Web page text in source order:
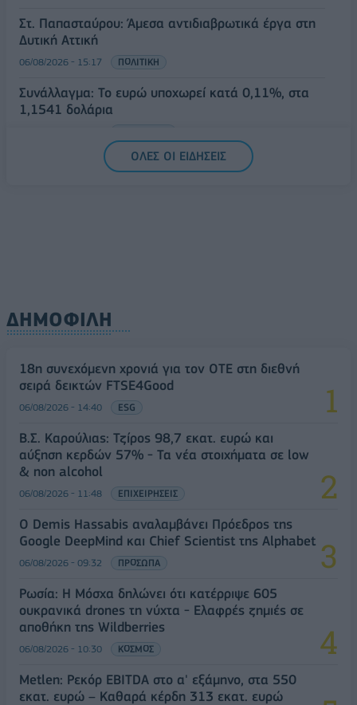
Στ. Παπασταύρου: Άμεσα αντιδιαβρωτικά έργα στη
Δυτική Αττική
06/08/2026 - 15:17 ΠΟΛΙΤΙΚΗ
Συνάλλαγμα: Το ευρώ υποχωρεί κατά 0,11%, στα
1,1541 δολάρια
ΟΛΕΣ ΟΙ ΕΙΔΗΣΕΙΣ
ΔΗΜΟΦΙΛΗ
18η συνεχόμενη χρονιά για τον ΟΤΕ στη διεθνή
σειρά δεικτών FTSE4Good
06/08/2026 - 14:40 ESG
Β.Σ. Καρούλιας: Τζίρος 98,7 εκατ. ευρώ και
αύξηση κερδών 57% - Τα νέα στοιχήματα σε low
& non alcohol
06/08/2026 - 11:48 ΕΠΙΧΕΙΡΗΣΕΙΣ
Ο Demis Hassabis αναλαμβάνει Πρόεδρος της
Google DeepMind και Chief Scientist της Alphabet
06/08/2026 - 09:32 ΠΡΟΣΩΠΑ
Ρωσία: Η Μόσχα δηλώνει ότι κατέρριψε 605
ουκρανικά drones τη νύχτα - Ελαφρές ζημιές σε
αποθήκη της Wildberries
06/08/2026 - 10:30 ΚΟΣΜΟΣ
Metlen: Ρεκόρ EBITDA στο α' εξάμηνο, στα 550
εκατ. ευρώ – Καθαρά κέρδη 313 εκατ. ευρώ